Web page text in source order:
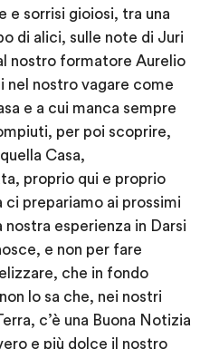
e sorrisi gioiosi, tra una
di alici, sulle note di Juri
nostro formatore Aurelio
nel nostro vagare come
e a cui manca sempre
per poi scoprire,
Casa,
proprio qui e proprio
ci prepariamo ai prossimi
esperienza in Darsi
e non per fare
che in fondo
lo sa che, nei nostri
c’è una Buona Notizia
e più dolce il nostro